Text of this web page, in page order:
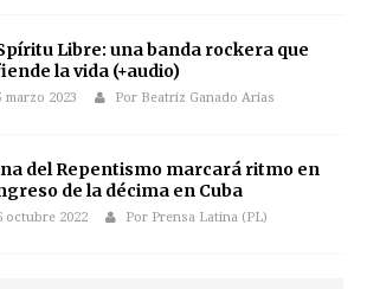
Libre: una banda rockera que
la vida (+audio)
marzo 2023 Por Beatriz Ganado Arias
del Repentismo marcará ritmo en
de la décima en Cuba
octubre 2022 Por Prensa Latina (PL)